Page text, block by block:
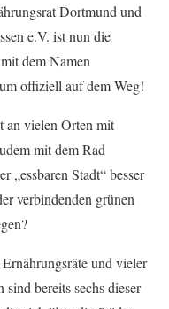
Dortmund und
e.V. ist nun die
dem Namen
offiziell auf dem Weg!
an vielen Orten mit
mit dem Rad
„essbaren Stadt“ besser
verbindenden grünen
und vieler
bereits sechs dieser